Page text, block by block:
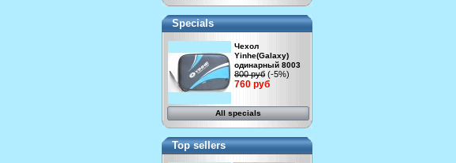
Specials
Чехол
Yinhe(Galaxy)
одинарный 8003
800 руб (-5%)
760 руб
All specials
Top sellers